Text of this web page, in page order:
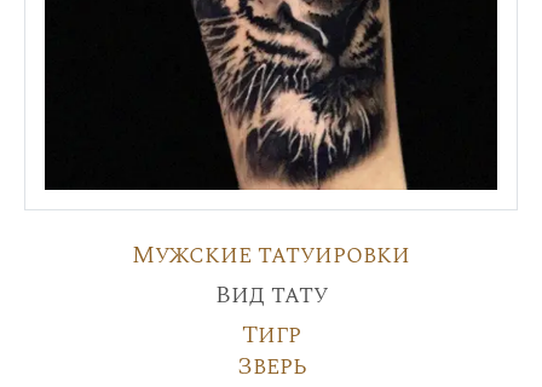
Мужские татуировки
Вид тату
Тигр
Зверь